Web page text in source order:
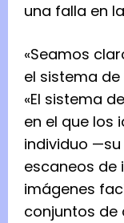
una falla en
«Seamos
el sistema
«El sistema
en el que los
individuo
escaneos de
imágenes
conjuntos de